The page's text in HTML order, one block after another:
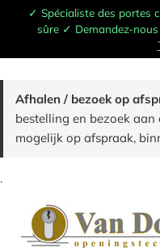
Passer au contenu
✓ Spécialiste des portes
sûre ✓ Demandez-
Afhalen / bezoek op
bestelling en bezoek
mogelijk op afspraak,
.